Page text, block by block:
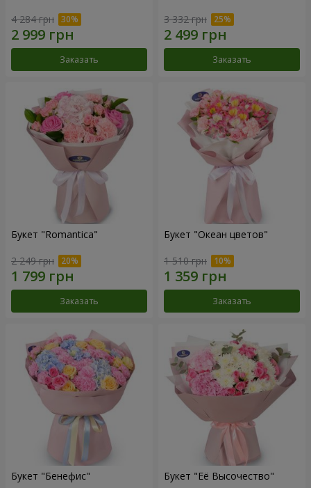
4 284 грн
Заказать
3 332 грн
Заказать
Букет "Romantica"
2 249 грн
Заказать
Букет "Океан цветов"
1 510 грн
Заказать
Букет "Бенефис" Букет "Её Высочество"